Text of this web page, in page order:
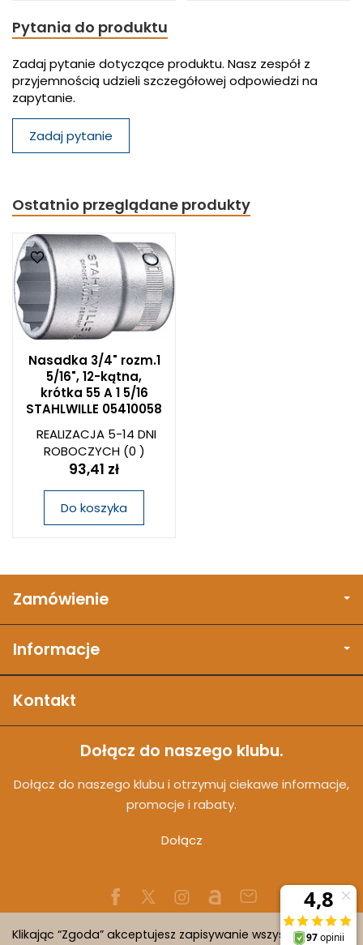
Pytania do produktu
Zadaj pytanie dotyczące produktu. Nasz zespół z
przyjemnością udzieli szczegółowej odpowiedzi na
zapytanie.
Zadaj pytanie
Ostatnio przeglądane produkty
Nasadka 3/4" rozm.1
5/16", 12-kątna,
krótka 55 A 1 5/16
STAHLWILLE 05410058
REALIZACJA 5-14 DNI
ROBOCZYCH(0 )
93,41 zł
Do koszyka
Zamówienie
Informacje
Kontakt
Dołącz do naszego klubu.
Dołącz do naszego klubu i otrzymuj ciekawe informacje,
promocje i rabaty.
Dołącz
Klikając “Zgoda” akceptujesz zapisywanie wszystkich